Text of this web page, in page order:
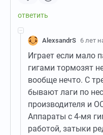
AlexsandrS 6 лет
Играет если мало
гигами тормозят
вообще нечто. С
бывают лаги по
производителя и
Аппараты с 4-мя
работой, затыки